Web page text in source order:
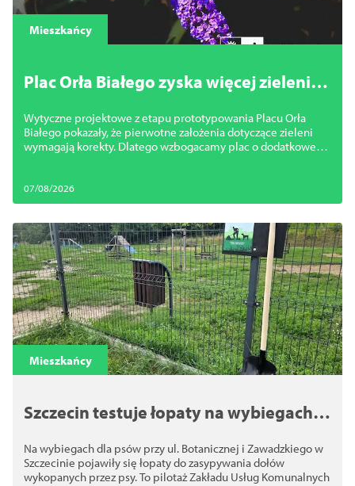
Mieszkańcy
Plac Orła Białego zyska więcej zieleni.
Wytyczne projektowe z etapu prototypowania Placu Orła
Białego pokazały, że pierwotne założenia dotyczące zieleni
wymagają korekty. Dlatego wzbogacamy plac o dodatkowe
07/08/2026
Mieszkańcy
Szczecin testuje łopaty na wybiegach
Na wybiegach dla psów przy ul. Botanicznej i Zawadzkiego w
Szczecinie pojawiły się łopaty do zasypywania dołów
wykopanych przez psy. To pilotaż Zakładu Usług Komunalnych